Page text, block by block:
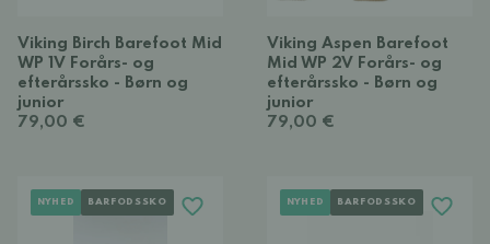
Viking Birch Barefoot Mid
WP 1V Forårs- og
efterårssko - Børn og
junior
79,00 €
Viking Aspen Barefoot
Mid WP 2V Forårs- og
efterårssko - Børn og
junior
79,00 €
NYHED BARFODSSKO NYHED BARFODSSKO